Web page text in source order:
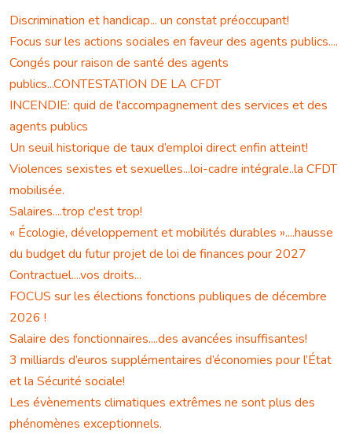
Discrimination et handicap... un constat préoccupant!
Focus sur les actions sociales en faveur des agents publics....
Congés pour raison de santé des agents
publics...CONTESTATION DE LA CFDT
INCENDIE: quid de l'accompagnement des services et des
agents publics
Un seuil historique de taux d’emploi direct enfin atteint!
Violences sexistes et sexuelles...loi-cadre intégrale..la CFDT
mobilisée.
Salaires....trop c'est trop!
« Écologie, développement et mobilités durables »....hausse
du budget du futur projet de loi de finances pour 2027
Contractuel....vos droits...
FOCUS sur les élections fonctions publiques de décembre
2026 !
Salaire des fonctionnaires....des avancées insuffisantes!
3 milliards d’euros supplémentaires d’économies pour l’État
et la Sécurité sociale!
Les évènements climatiques extrêmes ne sont plus des
phénomènes exceptionnels.